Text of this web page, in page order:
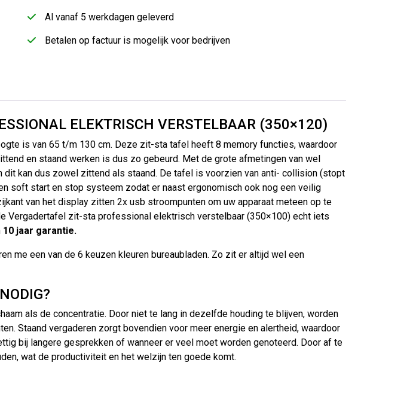
Al vanaf 5 werkdagen geleverd
Betalen op factuur is mogelijk voor bedrijven
ELEKTRISCH VERSTELBAAR (350×120)
is van 65 t/m 130 cm. Deze zit-sta tafel heeft 8 memory functies, waardoor
en staand werken is dus zo gebeurd. Met de grote afmetingen van wel
dit kan dus zowel zittend als staand. De tafel is voorzien van anti- collision (stopt
soft start en stop systeem zodat er naast ergonomisch ook nog een veilig
van het display zitten 2x usb stroompunten om uw apparaat meteen op te
Vergadertafel zit-sta professional elektrisch verstelbaar (350×100) echt iets
10 jaar garantie.
me een van de 6 keuzen kleuren bureaubladen. Zo zit er altijd wel een
als de concentratie. Door niet te lang in dezelfde houding te blijven, worden
Staand vergaderen zorgt bovendien voor meer energie en alertheid, waardoor
bij langere gesprekken of wanneer er veel moet worden genoteerd. Door af te
wat de productiviteit en het welzijn ten goede komt.